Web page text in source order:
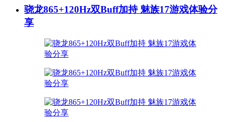
骁龙865+120Hz双Buff加持 魅族17游戏体验分
享